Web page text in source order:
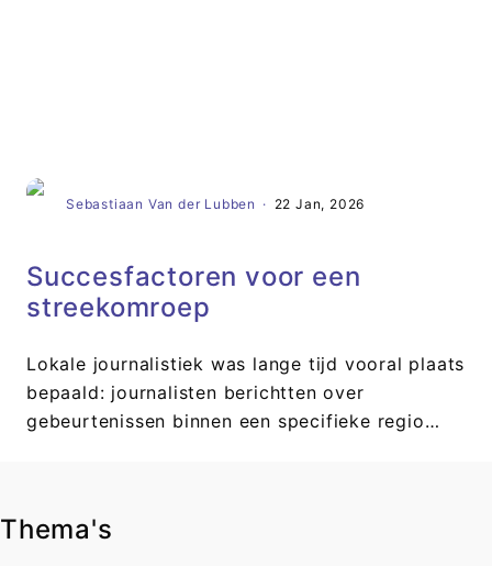
Sebastiaan Van der Lubben · 22 Jan, 2026
Succesfactoren voor een
streekomroep
Lokale journalistiek was lange tijd vooral plaats
bepaald: journalisten berichtten over
gebeurtenissen binnen een specifieke regio…
Thema's